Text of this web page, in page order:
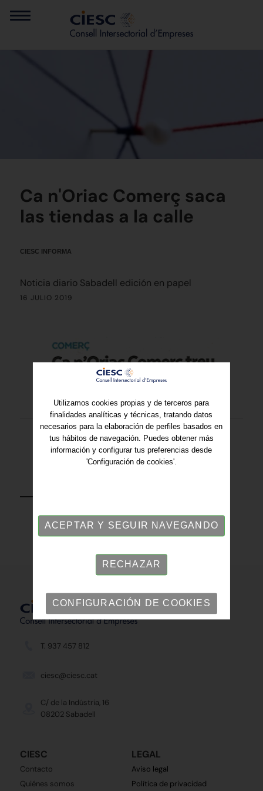
Ca n'Oriac Comerç saca
las tiendas a la calle
CIESC INFORMA
Noticia diario Sabadell edición en papel
16 JULIO 2019
T. 937 457 812
ciesc@ciesc.cat
C/ de la Indústria, 16
08202 Sabadell
CIESC
Contacto
Quiénes somos
LEGAL
Aviso legal
Política de privacidad
Utilizamos cookies propias y de terceros para
finalidades analíticas y técnicas, tratando datos
necesarios para la elaboración de perfiles basados en
tus hábitos de navegación. Puedes obtener más
información y configurar tus preferencias desde
'Configuración de cookies'.
ACEPTAR Y SEGUIR NAVEGANDO
RECHAZAR
CONFIGURACIÓN DE COOKIES